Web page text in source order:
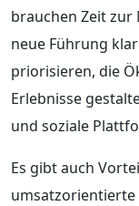
brauchen Zeit
neue Führung
priorisieren, die
Erlebnisse
und soziale
Es gibt auch
umsatzorientierte